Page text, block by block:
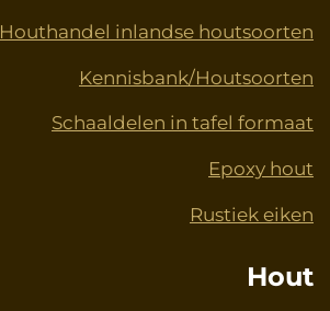
Houthandel inlandse houtsoorten
Kennisbank/Houtsoorten
Schaaldelen in tafel formaat
Epoxy hout
Rustiek eiken
Hout